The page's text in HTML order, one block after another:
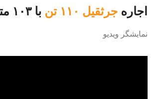
اجاره جرثقیل ۱۱۰ تن با ۱۰۳ متر دکل
نمایشگر ویدیو